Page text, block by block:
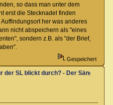
so dass man unter dem
erst die Stecknadel finden
her was anderes
nicht abspeichern als "eines
sondern z.B. als "der Brief,
Gespeichert
der SL blickt durch? - Der Sänger von